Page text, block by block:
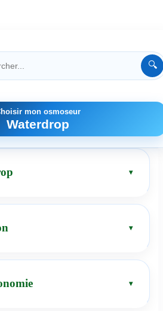
🔍
mon osmoseur
Waterdrop